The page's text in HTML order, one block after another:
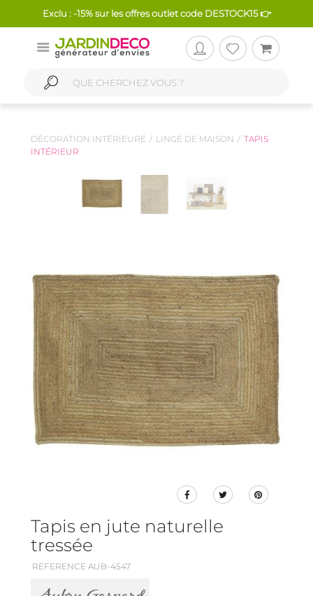
Exclu : -15% sur les offres outlet code DESTOCK15 👉
DÉCORATION INTÉRIEURE LINGE DE MAISON
TAPIS
INTÉRIEUR
Tapis en jute naturelle
tressée
REFERENCE AUB-4547